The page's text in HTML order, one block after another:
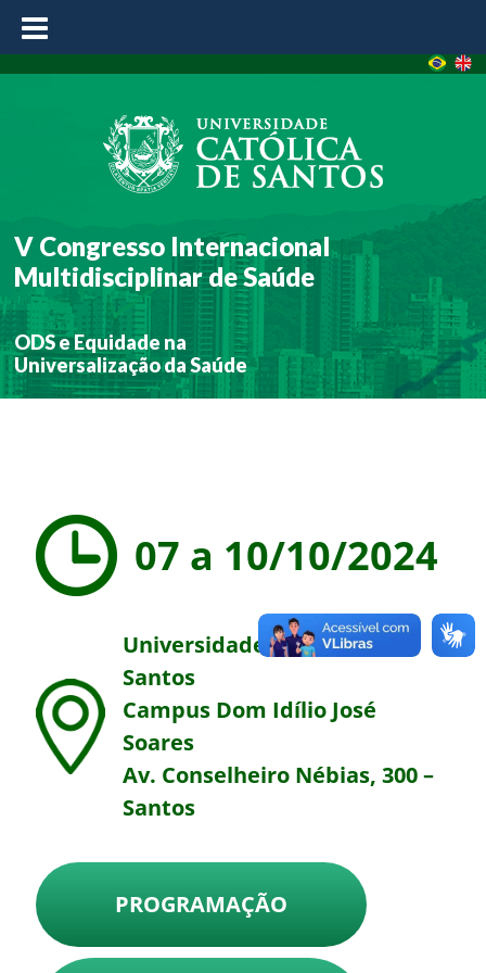
V Congresso Internacional
Multidisciplinar de Saúde
ODS e Equidade na
Universalização da Saúde
≡
07 a 10/10/2024
Universidade Católica de
Santos
Campus Dom Idílio José
Soares
Av. Conselheiro Nébias, 300 –
Santos
PROGRAMAÇÃO